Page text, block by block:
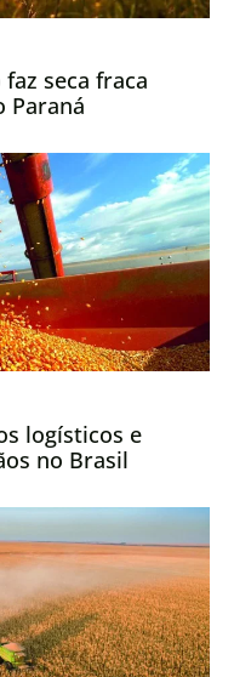
seca fraca
Paraná
logísticos e
no Brasil